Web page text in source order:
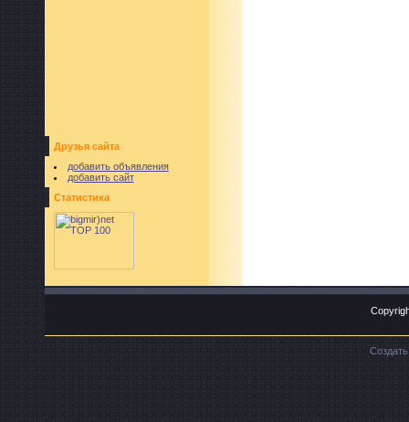
Друзья сайта
добавить объявления
добавить сайт
Статистика